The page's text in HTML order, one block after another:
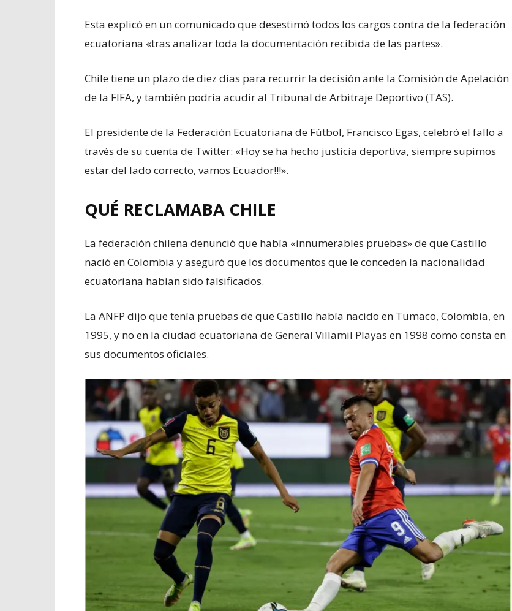
Esta explicó en un comunicado que desestimó todos los cargos contra de la federación
ecuatoriana «tras analizar toda la documentación recibida de las partes».
Chile tiene un plazo de diez días para recurrir la decisión ante la Comisión de Apelación
de la FIFA, y también podría acudir al Tribunal de Arbitraje Deportivo (TAS).
El presidente de la Federación Ecuatoriana de Fútbol, Francisco Egas, celebró el fallo a
través de su cuenta de Twitter: «Hoy se ha hecho justicia deportiva, siempre supimos
estar del lado correcto, vamos Ecuador!!!».
QUÉ RECLAMABA CHILE
La federación chilena denunció que había «innumerables pruebas» de que Castillo
nació en Colombia y aseguró que los documentos que le conceden la nacionalidad
ecuatoriana habían sido falsificados.
La ANFP dijo que tenía pruebas de que Castillo había nacido en Tumaco, Colombia, en
1995, y no en la ciudad ecuatoriana de General Villamil Playas en 1998 como consta en
sus documentos oficiales.